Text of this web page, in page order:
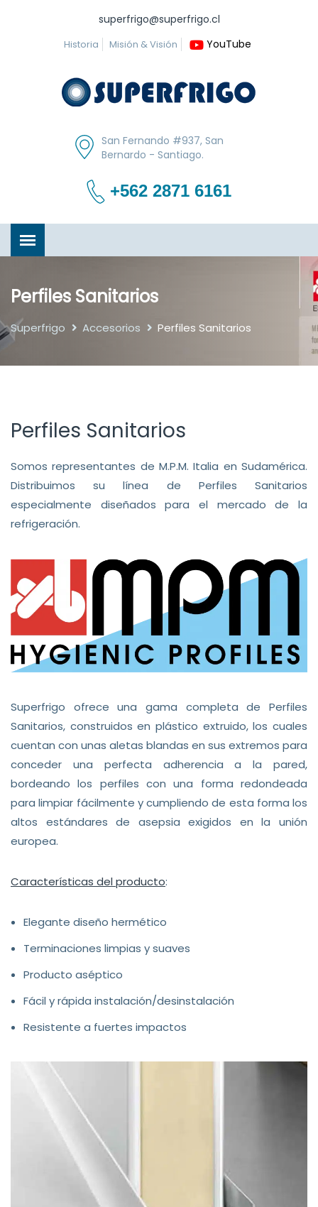
superfrigo@superfrigo.cl
Historia Misión & Visión YouTube
San Fernando #937, San
Bernardo - Santiago.
+562 2871 6161
Perfiles Sanitarios
Superfrigo Accesorios Perfiles Sanitarios
Perfiles Sanitarios
Somos representantes de M.P.M. Italia en Sudamérica.
Distribuimos su línea de Perfiles Sanitarios
especialmente diseñados para el mercado de la
refrigeración.
Superfrigo ofrece una gama completa de Perfiles
Sanitarios, construidos en plástico extruido, los cuales
cuentan con unas aletas blandas en sus extremos para
conceder una perfecta adherencia a la pared,
bordeando los perfiles con una forma redondeada
para limpiar fácilmente y cumpliendo de esta forma los
altos estándares de asepsia exigidos en la unión
europea.
Características del producto:
Elegante diseño hermético
Terminaciones limpias y suaves
Producto aséptico
Fácil y rápida instalación/desinstalación
Resistente a fuertes impactos